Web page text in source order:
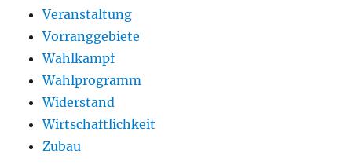
Veranstaltung
Vorranggebiete
Wahlkampf
Wahlprogramm
Widerstand
Wirtschaftlichkeit
Zubau